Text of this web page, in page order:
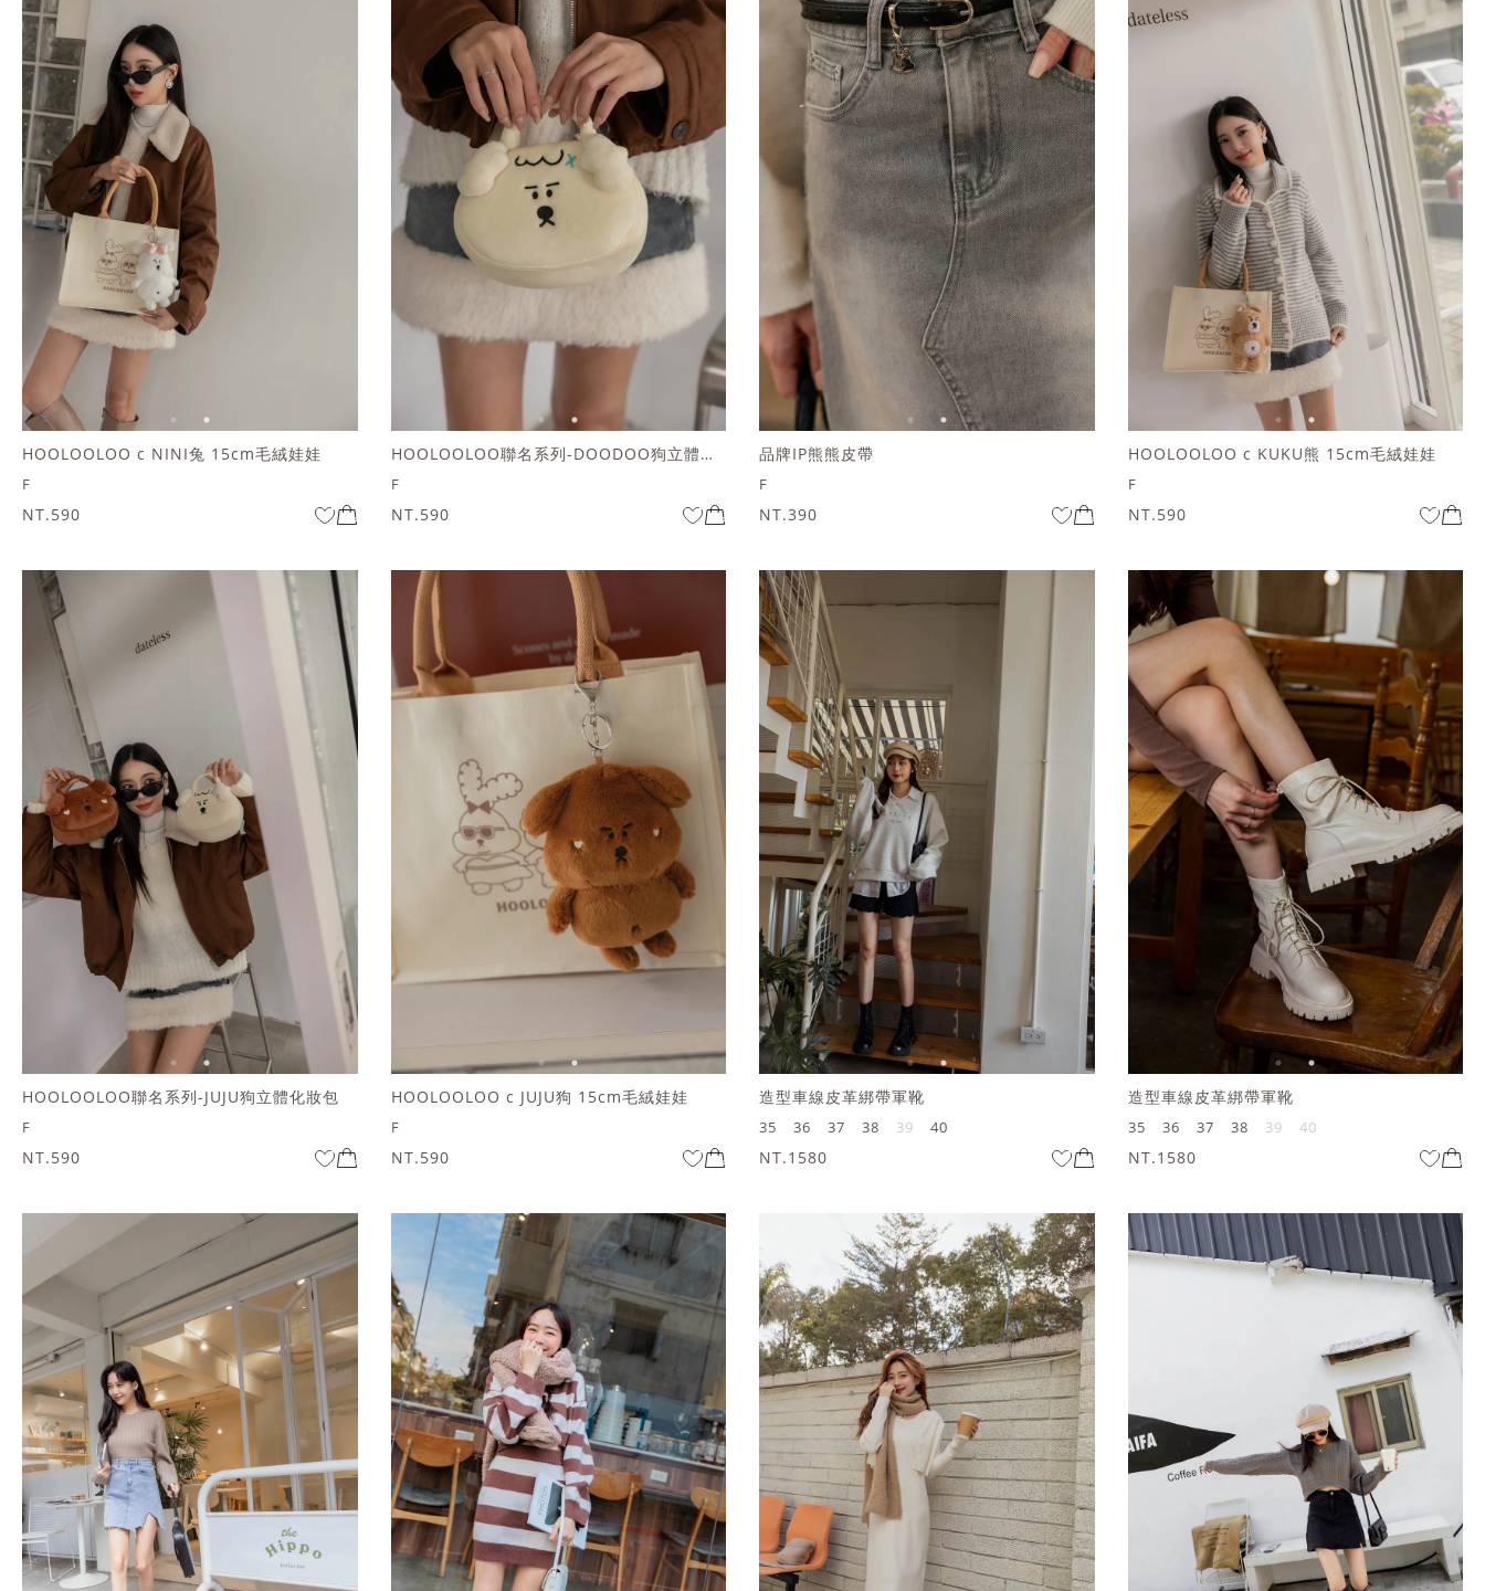
HOOLOOLOO c NINI兔 15cm毛絨娃娃
F
NT.590
HOOLOOLOO聯名系列-DOODOO狗立體化妝包
F
NT.590
品牌IP熊熊皮帶
F
NT.390
HOOLOOLOO c KUKU熊 15cm毛絨娃娃
F
NT.590
HOOLOOLOO聯名系列-JUJU狗立體化妝包
F
NT.590
HOOLOOLOO c JUJU狗 15cm毛絨娃娃
F
NT.590
造型車線皮革綁帶軍靴
35 36 37 38 39 40
NT.1580
造型車線皮革綁帶軍靴
35 36 37 38 39 40
NT.1580